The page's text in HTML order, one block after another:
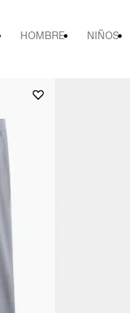
HOMBRE NIÑOS